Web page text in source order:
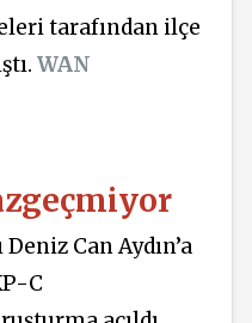
tarafından ilçe
WAN
Can Aydın’a
C